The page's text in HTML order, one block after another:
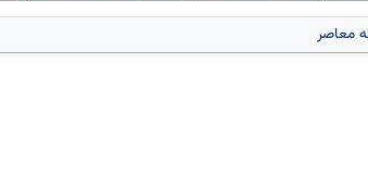
معاصر